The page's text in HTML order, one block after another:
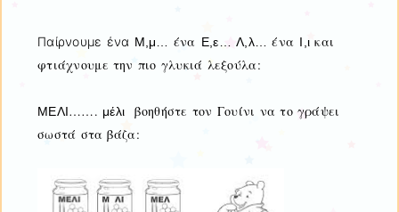
Παίρνουμε ένα Μ,μ… ένα Ε,ε…Λ,λ…ένα Ι,ικαι
φτιάχνουμε την πιο γλυκιά λεξούλα:
ΜΕΛΙ……. μέλι
βοηθήστε τον Γουίνι να το γράψει
σωστά στα βάζα: